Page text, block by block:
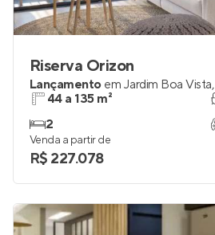
Riserva Orizon
Lançamento em Jardim Boa Vista,
44 a 135 m²
2
Venda a partir de
R$ 227.078